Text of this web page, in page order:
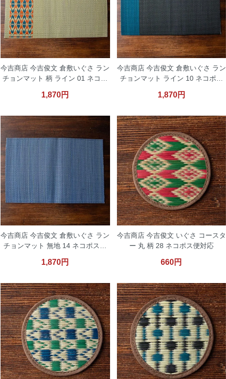
今吉商店 今吉俊文 倉敷いぐさ ラン
チョンマット 柄 ライン 01 ネコポ
1,870円
今吉商店 今吉俊文 倉敷いぐさ ラン
チョンマット ライン 10 ネコポス
1,870円
今吉商店 今吉俊文 倉敷いぐさ ラン
チョンマット 無地 14 ネコポス便
1,870円
今吉商店 今吉俊文 いぐさ コースタ
ー 丸 柄 28 ネコポス便対応
660円